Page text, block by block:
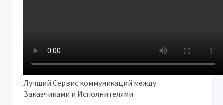
Лучший Сервис коммуникаций между
Заказчиками и Исполнителями